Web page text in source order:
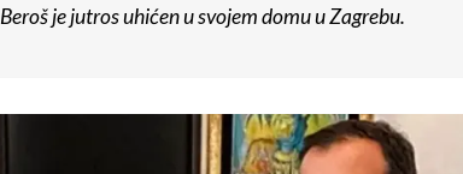
Beroš je jutros uhićen u svojem domu u Zagrebu.